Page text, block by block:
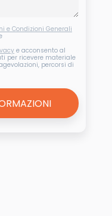
e Condizioni Generali
e acconsento al
per ricevere materiale
percorsi di